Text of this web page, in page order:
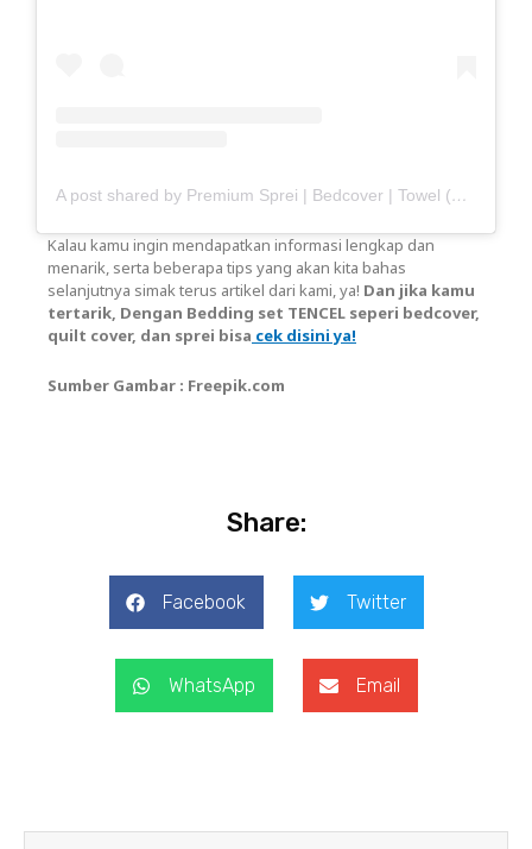
A post shared by Premium Sprei | Bedcover | Towel (@haisante)
Kalau kamu ingin mendapatkan informasi lengkap dan
menarik, serta beberapa tips yang akan kita bahas
selanjutnya simak terus artikel dari kami, ya! Dan jika kamu
tertarik, Dengan Bedding set TENCEL seperi bedcover,
quilt cover, dan sprei bisa cek disini ya!
Sumber Gambar : Freepik.com
Share:
Facebook Twitter
WhatsApp Email